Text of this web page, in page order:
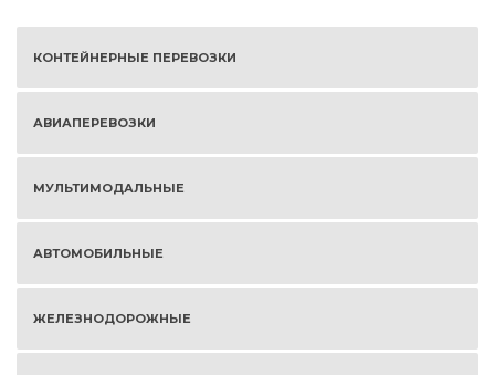
КОНТЕЙНЕРНЫЕ ПЕРЕВОЗКИ
АВИАПЕРЕВОЗКИ
МУЛЬТИМОДАЛЬНЫЕ
АВТОМОБИЛЬНЫЕ
ЖЕЛЕЗНОДОРОЖНЫЕ